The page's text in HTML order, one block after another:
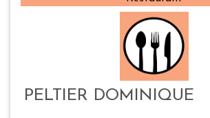
PELTIER DOMINIQUE